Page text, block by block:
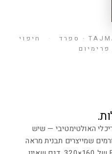
·
חיפוי
פרימיום
האולטימטיבי — שיש
שמייצרים תבנית מראה